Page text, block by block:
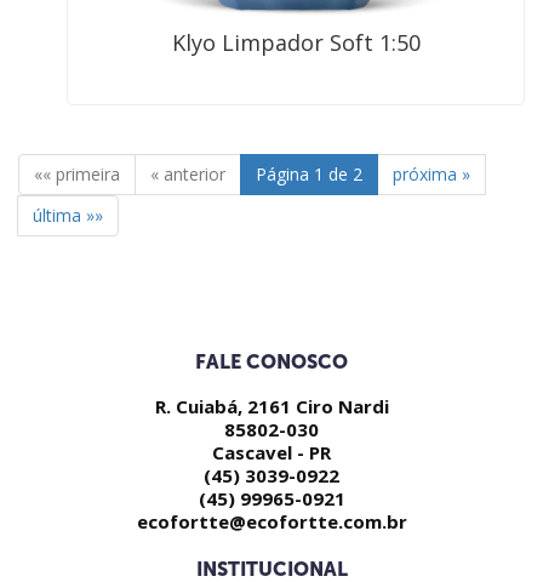
Klyo Limpador Soft 1:50
«« primeira « anterior Página 1 de 2 próxima »
última »»
FALE CONOSCO
R. Cuiabá, 2161 Ciro Nardi
85802-030
Cascavel - PR
(45) 3039-0922
(45) 99965-0921
ecofortte@ecofortte.com.br
INSTITUCIONAL